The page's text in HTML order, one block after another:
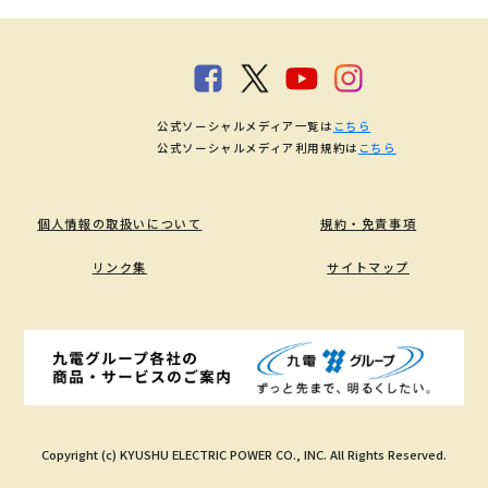
個人情報の取扱いについて 規約・免責事項
リンク集 サイトマップ
Copyright (c) KYUSHU ELECTRIC POWER CO., INC. All Rights Reserved.
公式ソーシャルメディア一覧は こちら
公式ソーシャルメディア利用規約は こちら